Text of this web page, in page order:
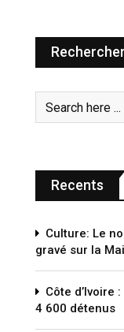
Rechercher
Recents
Culture: Le
gravé sur la
Côte d’Ivoire
4 600 détenus